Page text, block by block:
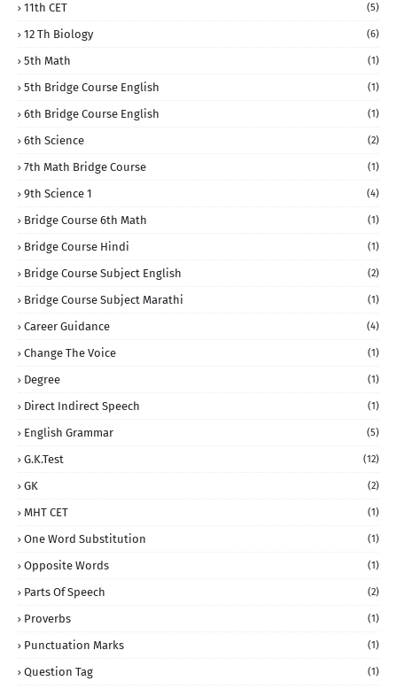
11th CET (5)
12 Th Biology (6)
5th Math (1)
5th Bridge Course English (1)
6th Bridge Course English (1)
6th Science (2)
7th Math Bridge Course (1)
9th Science 1 (4)
Bridge Course 6th Math (1)
Bridge Course Hindi (1)
Bridge Course Subject English (2)
Bridge Course Subject Marathi (1)
Career Guidance (4)
Change The Voice (1)
Degree (1)
Direct Indirect Speech (1)
English Grammar (5)
G.K.Test (12)
GK (2)
MHT CET (1)
One Word Substitution (1)
Opposite Words (1)
Parts Of Speech (2)
Proverbs (1)
Punctuation Marks (1)
Question Tag (1)